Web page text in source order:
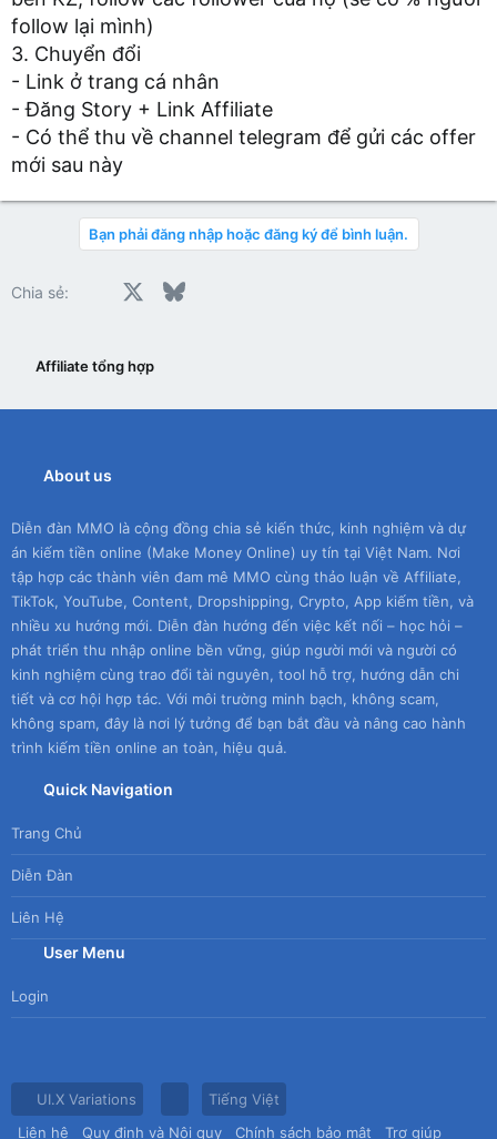
follow lại mình)
3. Chuyển đổi
- Link ở trang cá nhân
- Đăng Story + Link Affiliate
- Có thể thu về channel telegram để gửi các offer
mới sau này
Bạn phải đăng nhập hoặc đăng ký để bình luận.
Chia sẻ: Facebook Bluesky
Affiliate tổng hợp
About us
Diễn đàn MMO là cộng đồng chia sẻ kiến thức, kinh nghiệm và dự
án kiếm tiền online (Make Money Online) uy tín tại Việt Nam. Nơi
tập hợp các thành viên đam mê MMO cùng thảo luận về Affiliate,
TikTok, YouTube, Content, Dropshipping, Crypto, App kiếm tiền, và
nhiều xu hướng mới. Diễn đàn hướng đến việc kết nối – học hỏi –
phát triển thu nhập online bền vững, giúp người mới và người có
kinh nghiệm cùng trao đổi tài nguyên, tool hỗ trợ, hướng dẫn chi
tiết và cơ hội hợp tác. Với môi trường minh bạch, không scam,
không spam, đây là nơi lý tưởng để bạn bắt đầu và nâng cao hành
trình kiếm tiền online an toàn, hiệu quả.
Quick Navigation
Trang Chủ
Diễn Đàn
Liên Hệ
User Menu
Login
UI.X Variations
Tiếng Việt
Liên hệ
Quy định và Nội quy Chính sách bảo mật Trợ giúp